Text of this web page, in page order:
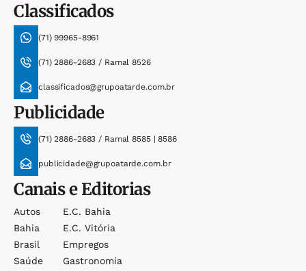
Classificados
(71) 99965-8961
(71) 2886-2683 / Ramal 8526
classificados@grupoatarde.com.br
Publicidade
(71) 2886-2683 / Ramal 8585 | 8586
publicidade@grupoatarde.com.br
Canais e Editorias
Autos
Bahia
Brasil
Saúde
E.c. Bahia
E.c. Vitória
Empregos
Gastronomia